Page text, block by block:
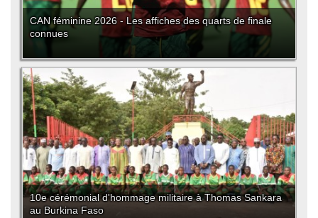
CAN féminine 2026 - Les affiches des quarts de finale
connues
10e cérémonial d'hommage militaire à Thomas Sankara
au Burkina Faso